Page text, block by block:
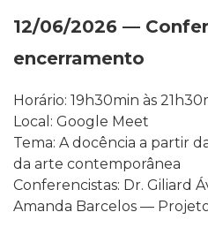
12/06/2026 —
encerramento
Horário: 19h30min às
Local: Google Meet
Tema: A docência a partir
da arte contemporânea
Conferencistas: Dr. Giliard
Amanda Barcelos —